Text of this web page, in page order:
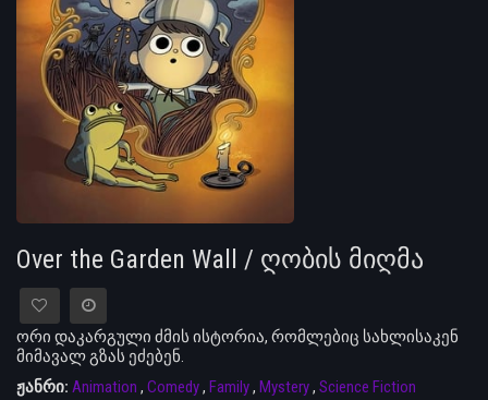
Over the Garden Wall / ღობის მიღმა
ორი დაკარგული ძმის ისტორია, რომლებიც სახლისაკენ
მიმავალ გზას ეძებენ.
ჟანრი: Animation , Comedy, Family, Mystery, Science Fiction